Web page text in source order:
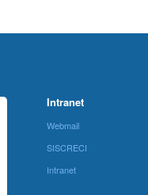
Intranet
Webmail
SISCRECI
Intranet